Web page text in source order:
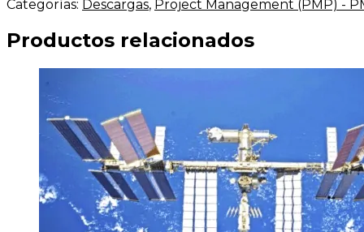
renovar
tu
cantidad
Categorías: Descargas, Project Management (PMP) -
Productos relacionados